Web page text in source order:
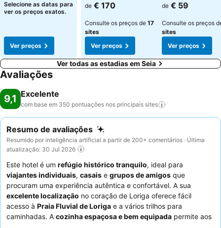
Selecione as datas para
ver os preços exatos.
Ver preços
de € 170
Consulte os preços de 17
sites
Ver preços
de € 59
Consulte os preços
sites
Ver preços
Ver todas as estadias em Seia
Avaliações
9,1 Excelente
com base em 350 pontuações nos principais sites
Resumo de avaliações
Resumido por inteligência artificial a partir de 200+ comentários · Última
atualização: 30 Jul 2026
Este hotel é um refúgio histórico tranquilo, ideal para
viajantes individuais, casais e grupos de amigos que
procuram uma experiência autêntica e confortável. A sua
excelente localização no coração de Loriga oferece fácil
acesso à Praia Fluvial de Loriga e a vários trilhos para
caminhadas. A cozinha espaçosa e bem equipada permite aos